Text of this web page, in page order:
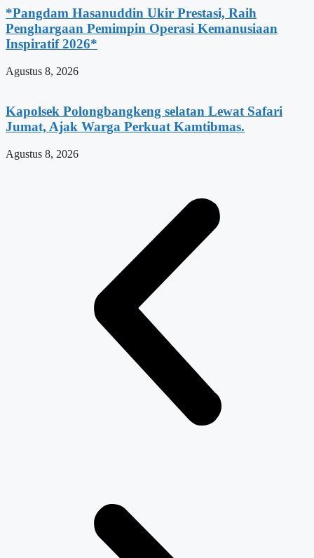
*Pangdam Hasanuddin Ukir Prestasi, Raih
Penghargaan Pemimpin Operasi Kemanusiaan
Inspiratif 2026*
Agustus 8, 2026
Kapolsek Polongbangkeng selatan Lewat Safari
Jumat, Ajak Warga Perkuat Kamtibmas.
Agustus 8, 2026